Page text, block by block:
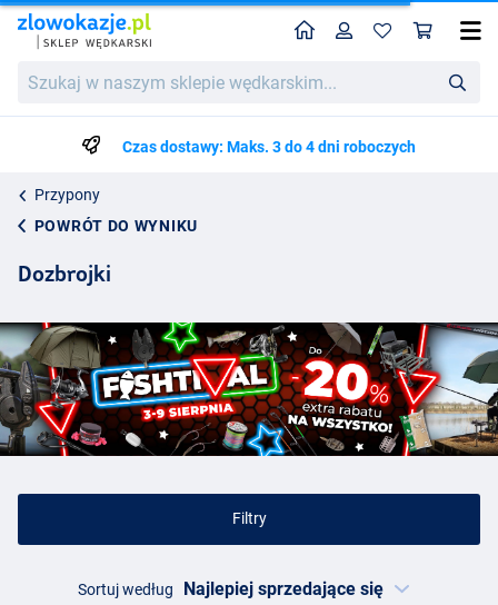
w
wędkarskim...
HomeProfil
Czas dostawy: Maks. 3 do 4 dni roboczych
Przypony
POWRÓT DO WYNIKU
Dozbrojki
Filtry
Sortuj według